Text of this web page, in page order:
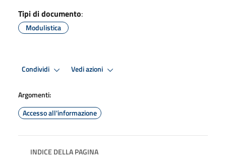
Tipi di documento:
Modulistica
Condividi Vedi azioni
Argomenti:
Accesso all'informazione
INDICE DELLA PAGINA